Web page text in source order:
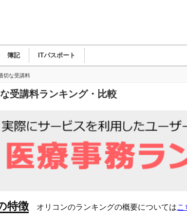
簿記 ITパスポート
切な受講料
受講料ランキング・比較
特徴 オリコンのランキングの概要についてはこ